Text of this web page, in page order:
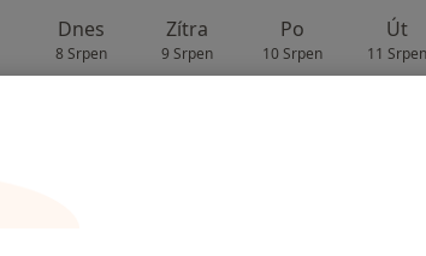
Dnes
8 Srpen
Zítra
9 Srpen
Po
10 Srpen
Út
11 Srpen